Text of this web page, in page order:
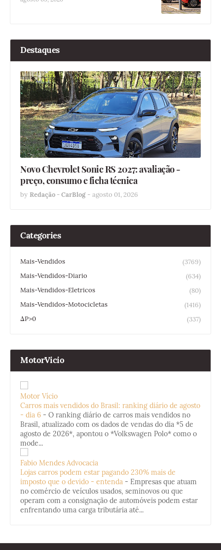
Destaques
Novo Chevrolet Sonic RS 2027: avaliação -
preço, consumo e ficha técnica
by Redação - CarBlog - agosto 01, 2026
Categories
Mais-Vendidos
(3769)
Mais-Vendidos-Diario
(634)
Mais-Vendidos-Eletricos
(80)
Mais-Vendidos-Motocicletas
(1416)
ΔP>0
(337)
MotorVicio
Motor Vício
Carros mais vendidos do Brasil: ranking diário de agosto
- dia 6 - O ranking diário de carros mais vendidos no
Brasil, atualizado com os dados de vendas do dia *5 de
agosto de 2026*, apontou o *Volkswagen Polo* como o
mode...
Fabio Mendes Advocacia
Lojas carros podem estar pagando 230% mais de
imposto que o devido - entenda - Empresas que atuam
no comércio de veículos usados, seminovos ou que
operam com a consignação de automóveis podem estar
enfrentando uma carga tributária até...